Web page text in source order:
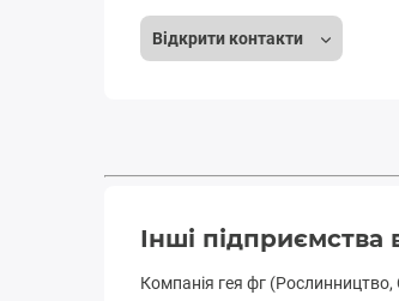
Відкрити контакти
Інші підприємства
Компанія гея фг